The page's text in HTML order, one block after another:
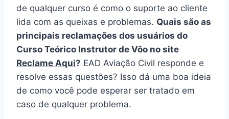
de qualquer curso é como o suporte ao cliente
lida com as queixas e problemas. Quais são as
principais reclamações dos usuários do
Curso Teórico Instrutor de Vôo no site
Reclame Aqui? EAD Aviação Civil responde e
resolve essas questões? Isso dá uma boa ideia
de como você pode esperar ser tratado em
caso de qualquer problema.